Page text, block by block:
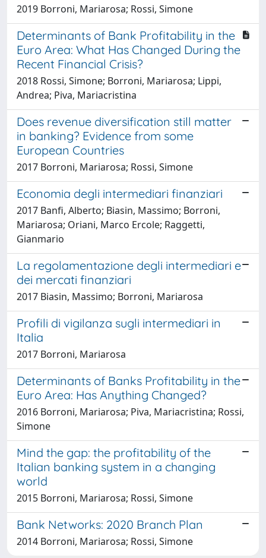
2019 Borroni, Mariarosa; Rossi, Simone
Determinants of Bank Profitability in the
Euro Area: What Has Changed During the
Recent Financial Crisis?
2018 Rossi, Simone; Borroni, Mariarosa; Lippi,
Andrea; Piva, Mariacristina
Does revenue diversification still matter
in banking? Evidence from some
European Countries
2017 Borroni, Mariarosa; Rossi, Simone
Economia degli intermediari finanziari
2017 Banfi, Alberto; Biasin, Massimo; Borroni,
Mariarosa; Oriani, Marco Ercole; Raggetti,
Gianmario
La regolamentazione degli intermediari e
dei mercati finanziari
2017 Biasin, Massimo; Borroni, Mariarosa
Profili di vigilanza sugli intermediari in
Italia
2017 Borroni, Mariarosa
Determinants of Banks Profitability in the
Euro Area: Has Anything Changed?
2016 Borroni, Mariarosa; Piva, Mariacristina; Rossi,
Simone
Mind the gap: the profitability of the
Italian banking system in a changing
world
2015 Borroni, Mariarosa; Rossi, Simone
Bank Networks: 2020 Branch Plan
2014 Borroni, Mariarosa; Rossi, Simone